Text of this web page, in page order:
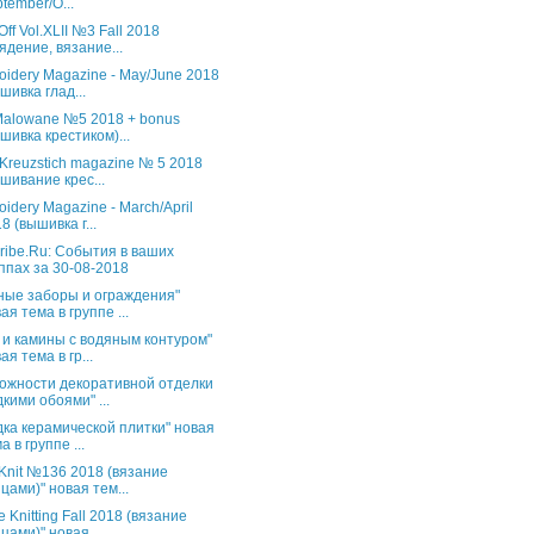
O...
Vol.XLII №3 Fall 2018
вязание...
Magazine - May/June 2018
глад...
№5 2018 + bonus
крестиком)...
magazine № 5 2018
крес...
Magazine - March/April
(вышивка г...
События в ваших
за 30-08-2018
заборы и ограждения"
тема в группе ...
камины с водяным контуром"
тема в гр...
декоративной отделки
обоями" ...
керамической плитки" новая
в группе ...
№136 2018 (вязание
новая тем...
Knitting Fall 2018 (вязание